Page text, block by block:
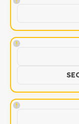
!
!